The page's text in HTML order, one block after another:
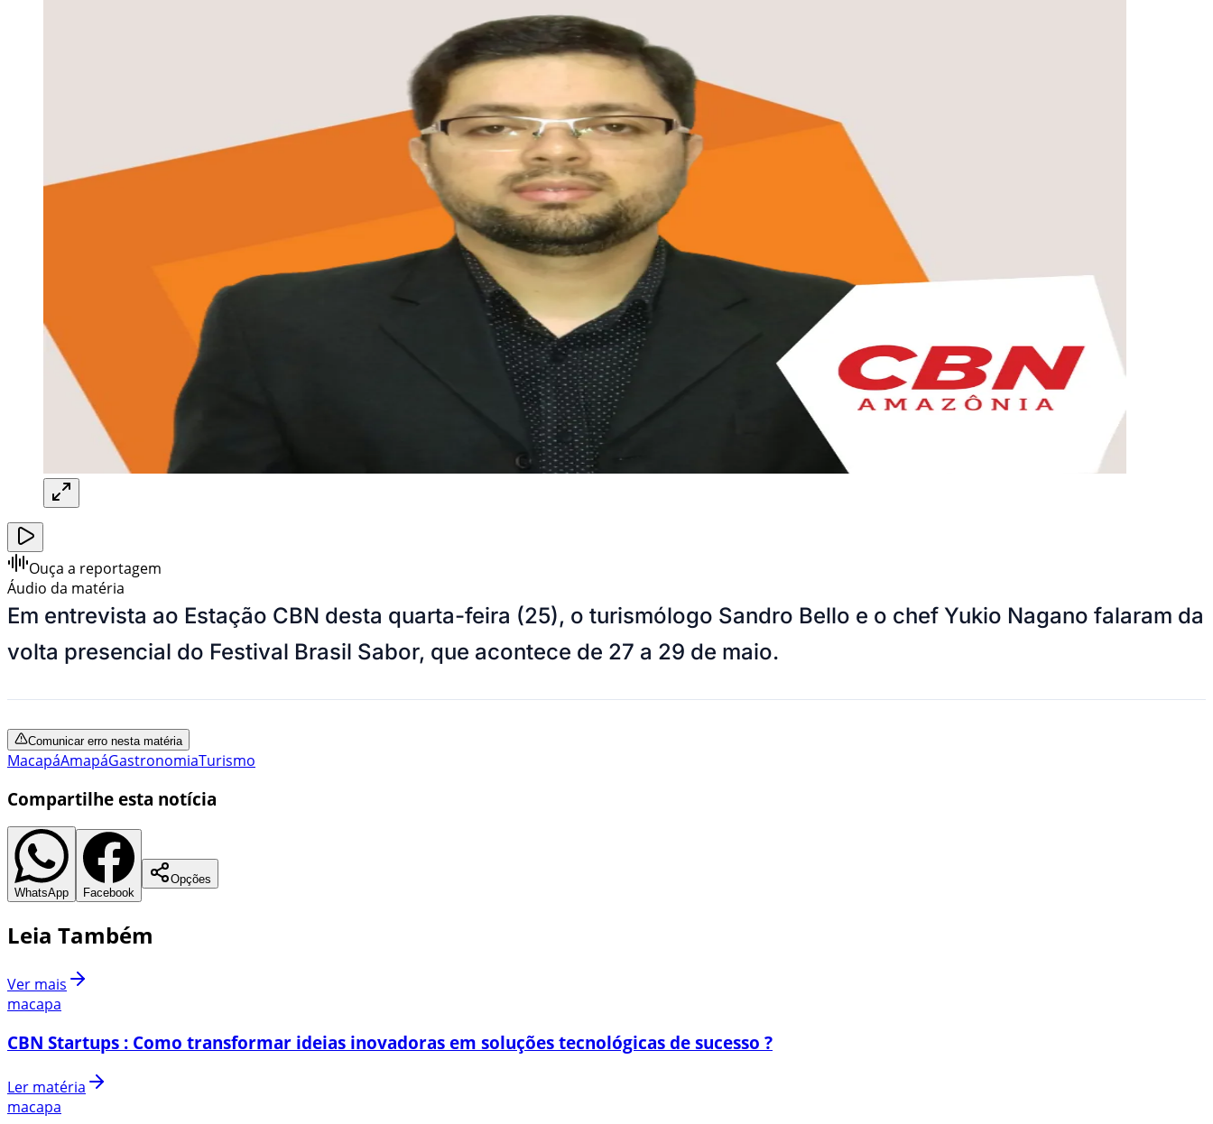
Ouça a reportagem
Áudio da matéria
Em entrevista ao Estação CBN desta quarta-feira (25), o turismólogo Sandro Bello e o chef Yukio Nagano falaram da
volta presencial do Festival Brasil Sabor, que acontece de 27 a 29 de maio.
Comunicar erro nesta matéria
MacapáAmapáGastronomiaTurismo
Compartilhe esta notícia
WhatsApp Facebook
Opções
Leia Também
Ver mais
macapa
CBN Startups : Como transformar ideias inovadoras em soluções tecnológicas de sucesso ?
Ler matéria
macapa